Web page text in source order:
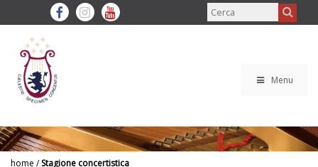
Menu
home /Stagione concertistica